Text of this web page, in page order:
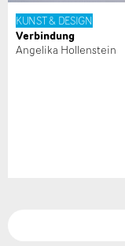
* Eingabe
Zur
KUNST & DESIGN
Verbindung
Angelika Hollenstein